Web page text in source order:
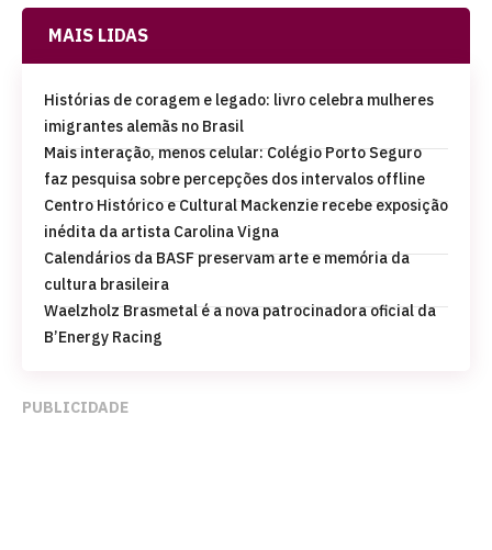
MAIS LIDAS
Histórias de coragem e legado: livro celebra mulheres
imigrantes alemãs no Brasil
Mais interação, menos celular: Colégio Porto Seguro
faz pesquisa sobre percepções dos intervalos offline
Centro Histórico e Cultural Mackenzie recebe exposição
inédita da artista Carolina Vigna
Calendários da BASF preservam arte e memória da
cultura brasileira
Waelzholz Brasmetal é a nova patrocinadora oficial da
B’Energy Racing
PUBLICIDADE